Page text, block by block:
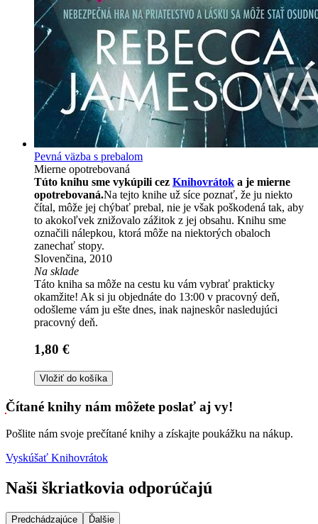
Pevná väzba s prebalom
Mierne opotrebovaná
Túto knihu sme vykúpili cez Knihovrátok a je mierne
opotrebovaná.Na tejto knihe už síce poznať, že ju niekto
čítal, môže jej chýbať prebal, nie je však poškodená tak, aby
to akokoľvek znižovalo zážitok z jej obsahu. Knihu sme
označili nálepkou, ktorá môže na niektorých obaloch
zanechať stopy.
Slovenčina, 2010
Na sklade
Táto kniha sa môže na cestu ku vám vybrať prakticky
okamžite! Ak si ju objednáte do 13:00 v pracovný deň,
odošleme vám ju ešte dnes, inak najneskôr nasledujúci
pracovný deň.
1,80 €
Vložiť do košíka
Čítané knihy nám môžete poslať aj vy!
Pošlite nám svoje prečítané knihy a získajte poukážku na nákup.
Vyskúšať Knihovrátok
Naši škriatkovia odporúčajú
Predchádzajúce Ďalšie